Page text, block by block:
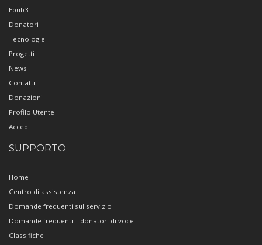
Epub3
Donatori
Tecnologie
Progetti
News
Contatti
Donazioni
Profilo Utente
Accedi
SUPPORTO
Home
Centro di assistenza
Domande frequenti sul servizio
Domande frequenti – donatori di voce
Classifiche